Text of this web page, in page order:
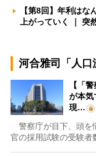
【第8回】年利は
上がっていく ｜ 突
河合雅司「人口
【「
が本
現…
警察庁が目下、頭を
官の採用試験の受験